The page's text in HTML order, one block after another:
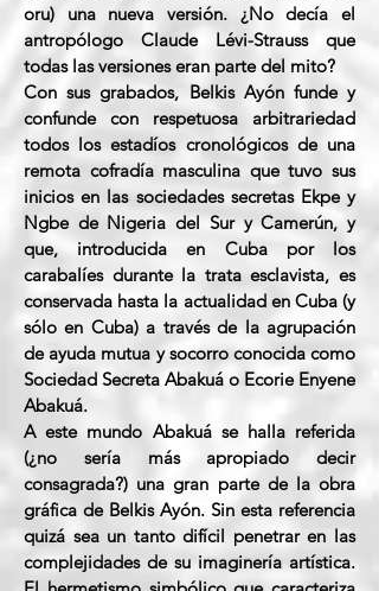
oru) una nueva versión. ¿No decía el
antropólogo Claude Lévi-Strauss que
todas las versiones eran parte del mito?
Con sus grabados, Belkis Ayón funde y
confunde con respetuosa arbitrariedad
todos los estadíos cronológicos de una
remota cofradía masculina que tuvo sus
inicios en las sociedades secretas Ekpe y
Ngbe de Nigeria del Sur y Camerún, y
que, introducida en Cuba por los
carabalíes durante la trata esclavista, es
conservada hasta la actualidad en Cuba (y
sólo en Cuba) a través de la agrupación
de ayuda mutua y socorro conocida como
Sociedad Secreta Abakuá o Ecorie Enyene
Abakuá.
A este mundo Abakuá se halla referida
(¿no sería más apropiado decir
consagrada?) una gran parte de la obra
gráfica de Belkis Ayón. Sin esta referencia
quizá sea un tanto difícil penetrar en las
complejidades de su imaginería artística.